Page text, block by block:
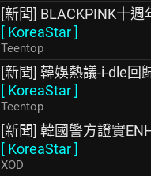
[新聞] BLACKPINK十
[ KoreaStar]
Teentop
[新聞] 韓娛熱議-i-dle回
[ KoreaStar]
Teentop
[新聞] 韓國警方證實
[ KoreaStar]
XOD